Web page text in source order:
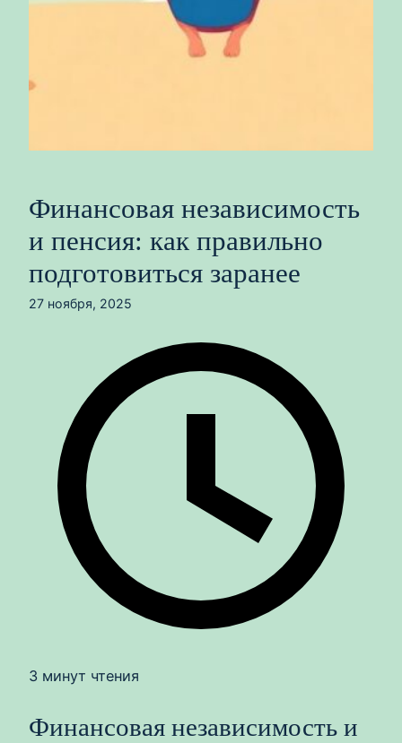
Финансовая независимость
и пенсия: как правильно
подготовиться заранее
27 ноября, 2025
3 минут чтения
Финансовая независимость и